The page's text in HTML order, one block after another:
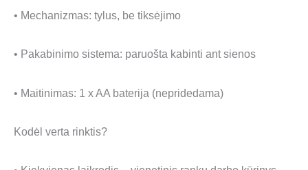
• Mechanizmas: tylus, be tiksėjimo
• Pakabinimo sistema: paruošta kabinti ant sienos
• Maitinimas: 1 x AA baterija (nepridedama)
Kodėl verta rinktis?